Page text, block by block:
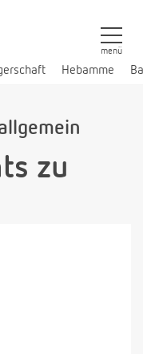
Hebamme
menü
zu